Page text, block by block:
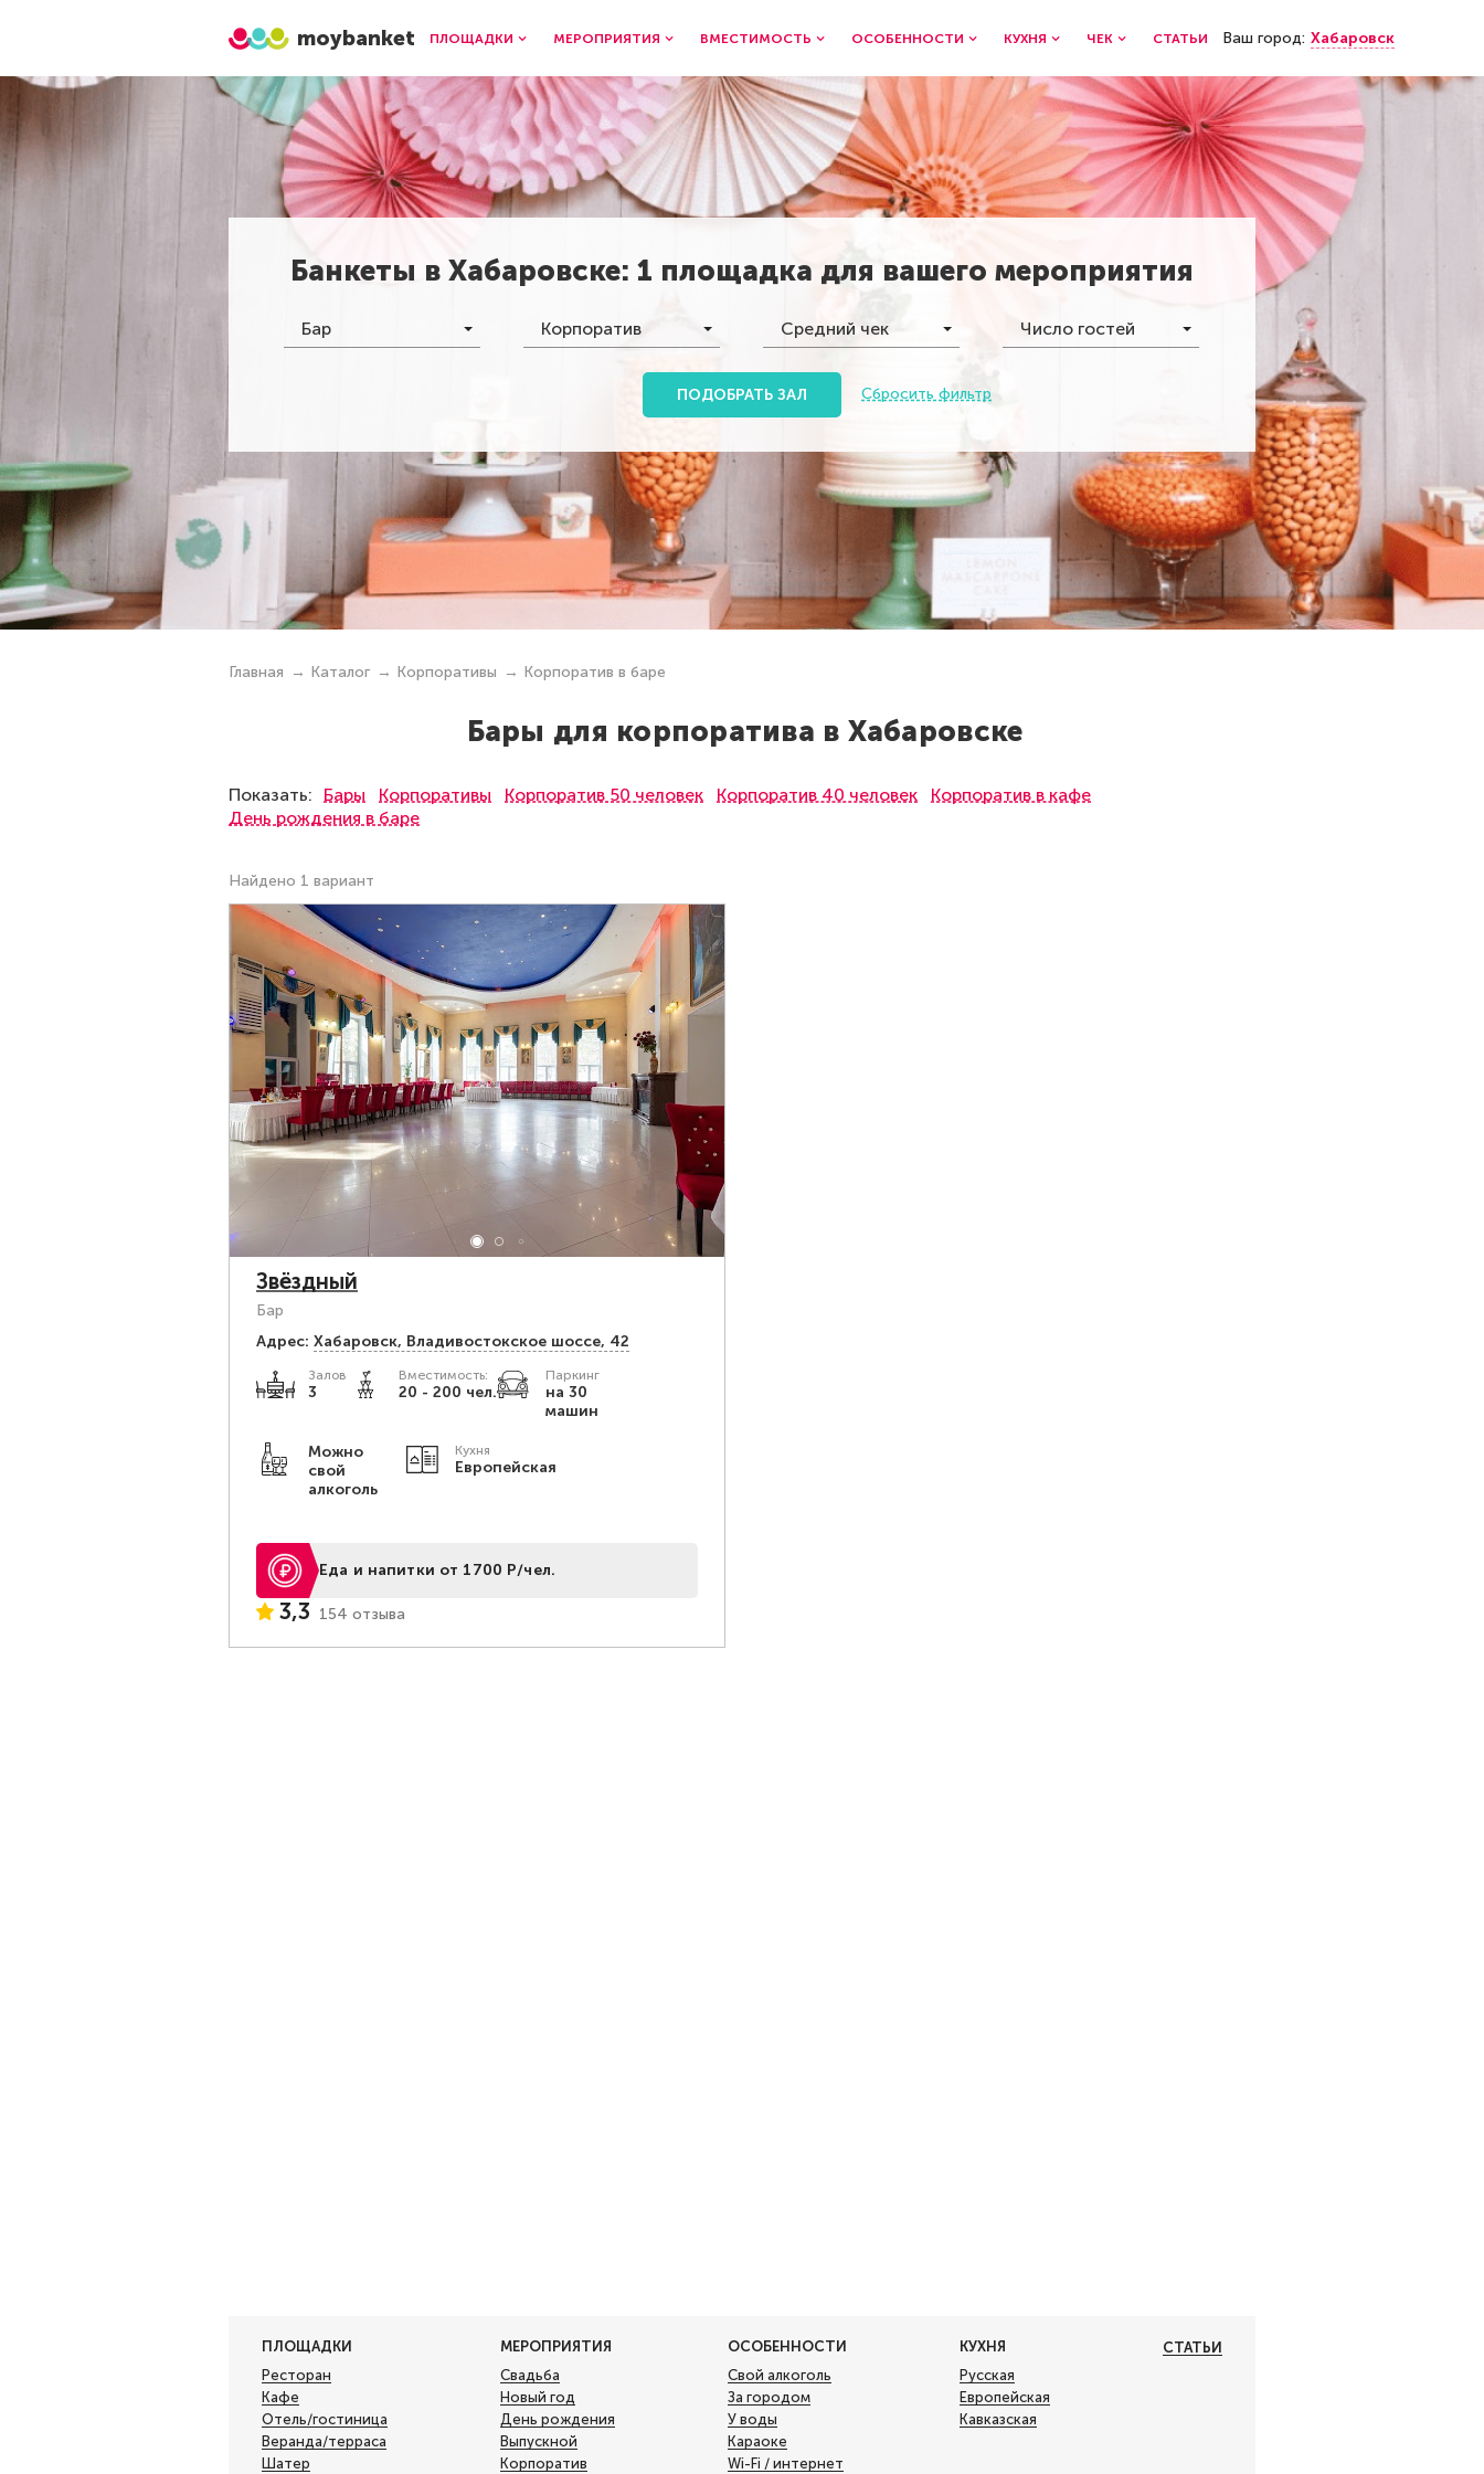
moybanket ПЛОЩАДКИ МЕРОПРИЯТИЯ ВМЕСТИМОСТЬ ОСОБЕННОСТИ КУХНЯ ЧЕК СТАТЬИ Ваш город: Хабаровск
Банкеты в Хабаровске: 1 площадка для вашего мероприятия
Бар Корпоратив Средний чек Число гостей
ПОДОБРАТЬ ЗАЛ Сбросить фильтр
Главная Каталог Корпоративы Корпоратив в баре
Бары для корпоратива в Хабаровске
Показать: Бары Корпоративы Корпоратив 50 человек Корпоратив 40 человек
Корпоратив в кафе
День рождения в баре
Найдено 1 вариант
Звёздный
Бар
Адрес: Хабаровск, Владивостокское шоссе, 42
Залов
3
Вместимость:
20 - 200 чел.
Паркинг
на 30
машин
Можно
свой
алкоголь
Кухня
Европейская
Еда и напитки от 1700 Р/чел.
3,3 154 отзыва
ПЛОЩАДКИ
Ресторан
Кафе
Отель/гостиница
Веранда/терраса
Шатер
МЕРОПРИЯТИЯ
Свадьба
Новый год
День рождения
Выпускной
Корпоратив
ОСОБЕННОСТИ
Свой алкоголь
За городом
У воды
Караоке
Wi-Fi / интернет
КУХНЯ
Русская
Европейская
Кавказская
СТАТЬИ